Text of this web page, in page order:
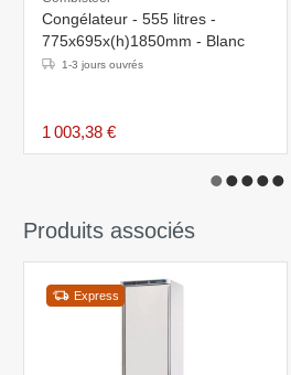
Congélateur - 555 litres -
775x695x(h)1850mm - Blanc
1-3 jours ouvrés
1 003,38 €
Produits associés
Express